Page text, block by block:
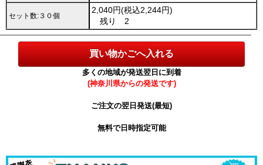
セット数:３０個
2,040円(税込2,244円)
残り 2
多くの地域が発送翌日に到着
(神奈川県からの発送です)
ご注文の翌日発送(最短)
無料で日時指定可能